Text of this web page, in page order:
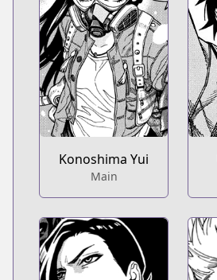
Konoshima Yui
Main